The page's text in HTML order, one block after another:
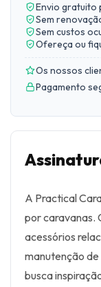
Envio gratuito
Sem
Sem custos
Ofereça ou
Os nossos
Pagamento
A Practical
por caravanas.
acessórios
manutenção
busca